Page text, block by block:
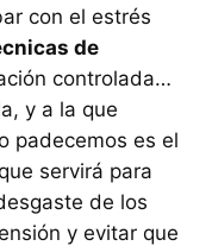
con el estrés
de
controlada…
y a la que
padecemos es el
servirá para
de los
y evitar que